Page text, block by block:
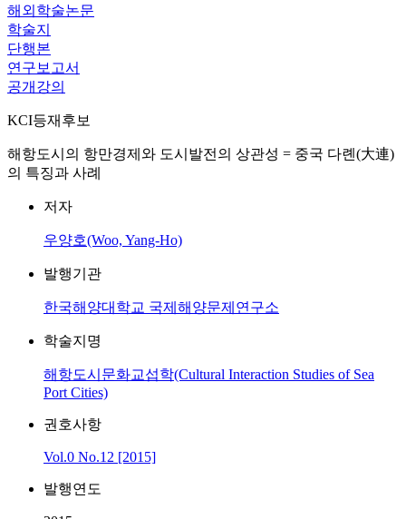
해외학술논문
학술지
단행본
연구보고서
공개강의
KCI등재후보
해항도시의 항만경제와 도시발전의 상관성 = 중국 다롄(大連)
의 특징과 사례
저자
우양호(Woo, Yang-Ho)
발행기관
한국해양대학교 국제해양문제연구소
학술지명
해항도시문화교섭학(Cultural Interaction Studies of Sea
Port Cities)
권호사항
Vol.0 No.12 [2015]
발행연도